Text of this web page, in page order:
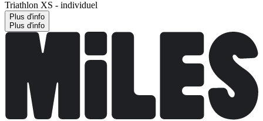
Triathlon XS - individuel
Plus d'info
Plus d'info